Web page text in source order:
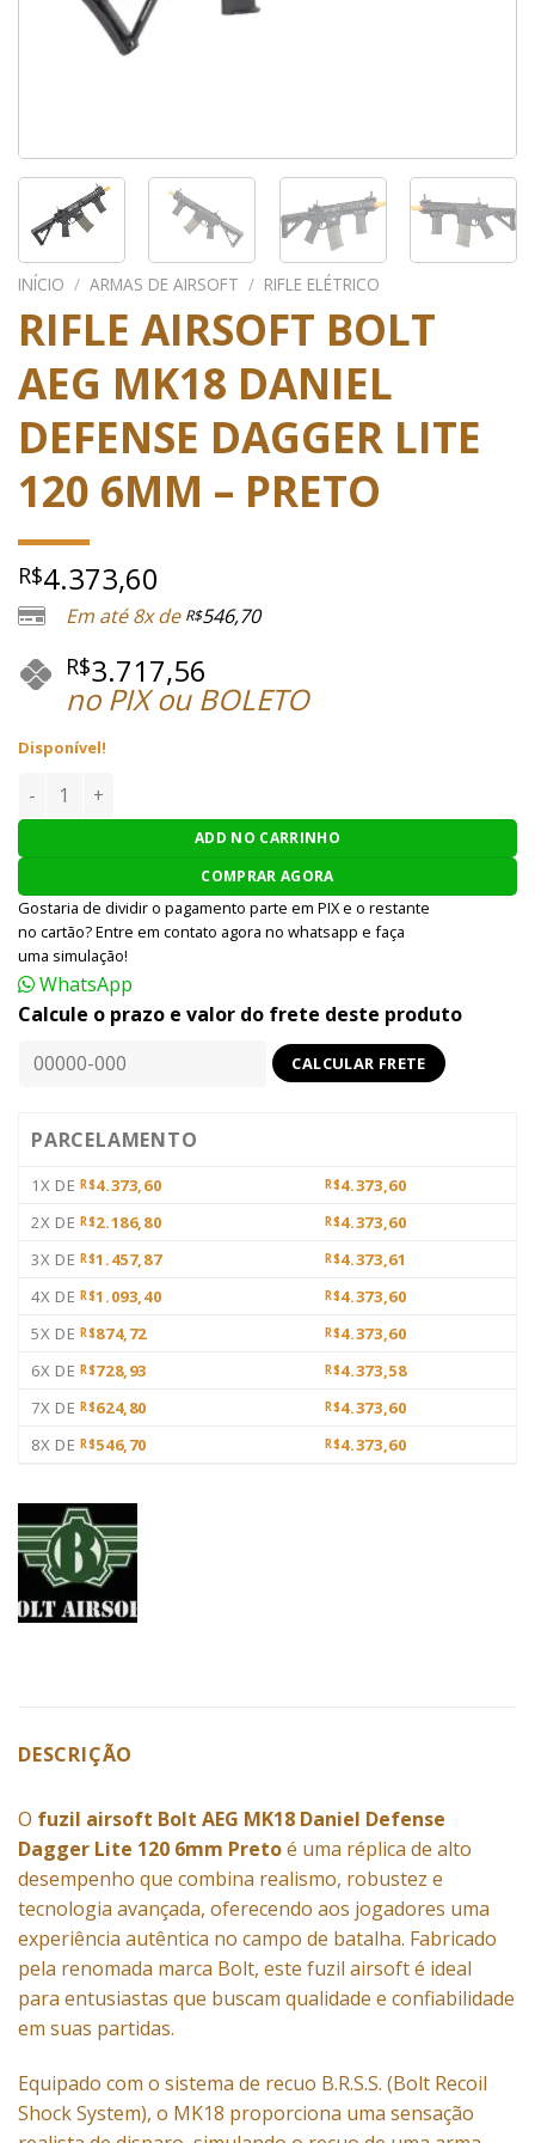
INÍCIO / ARMAS DE AIRSOFT / RIFLE ELÉTRICO
RIFLE AIRSOFT BOLT
AEG MK18 DANIEL
DEFENSE DAGGER LITE
120 6MM – PRETO
R$4.373,60
Em até 8x de R$546,70
R$3.717,56
no PIX ou BOLETO
Disponível!
RIFLE AIRSOFT BOLT AEG MK18 DANIEL DEFENSE DAGGER
ADD NO CARRINHO
COMPRAR AGORA
Gostaria de dividir o pagamento parte em PIX e o restante
no cartão? Entre em contato agora no whatsapp e faça
uma simulação!
WhatsApp
Calcule o prazo e valor do frete deste produto
PARCELAMENTO
1X DE R$4.373,60 R$4.373,60
2X DE R$2.186,80 R$4.373,60
3X DE R$1.457,87 R$4.373,61
4X DE R$1.093,40 R$4.373,60
5X DE R$874,72 R$4.373,60
6X DE R$728,93 R$4.373,58
7X DE R$624,80 R$4.373,60
8X DE R$546,70 R$4.373,60
DESCRIÇÃO
O fuzil airsoft Bolt AEG MK18 Daniel Defense
Dagger Lite 120 6mm Pretoé uma réplica de alto
desempenho que combina realismo, robustez e
tecnologia avançada, oferecendo aos jogadores uma
experiência autêntica no campo de batalha. Fabricado
pela renomada marca Bolt, este fuzil airsoft é ideal
para entusiastas que buscam qualidade e confiabilidade
em suas partidas.
Equipado com o sistema de recuo B.R.S.S. (Bolt Recoil
Shock System), o MK18 proporciona uma sensação